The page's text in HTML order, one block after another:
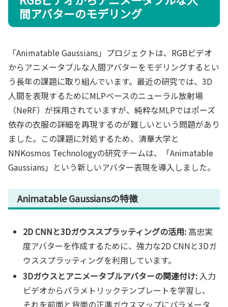
間アバターのモデリング
「Animatable Gaussians」プロジェクトは、RGBビデオ
からアニメータブルな人間アバターをモデリングするとい
う長年の課題に取り組んでいます。最近の研究では、3D
人間を表現するためにMLPベースのニューラル放射場
（NeRF）が採用されていますが、純粋なMLPではポーズ
依存の衣服の詳細を再現するのが難しいという問題があり
ました。この課題に対処するため、清華大学と
NNKosmos Technologyの研究チームは、「Animatable
Gaussians」という新しいアバター表現を導入しました。
Animatable Gaussiansの特徴
2D CNNと3Dガウススプラッティングの活用:高忠実
度アバターを作成するために、強力な2D CNNと3Dガ
ウススプラッティングを利用しています。
3Dガウスとアニメータブルアバターの関連付け: 入力
ビデオからパラメトリックテンプレートを学習し、